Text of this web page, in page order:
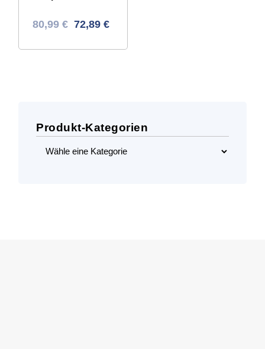
Ursprünglicher
80,99 € Aktueller
72,89 €
Produkt-Kategorien